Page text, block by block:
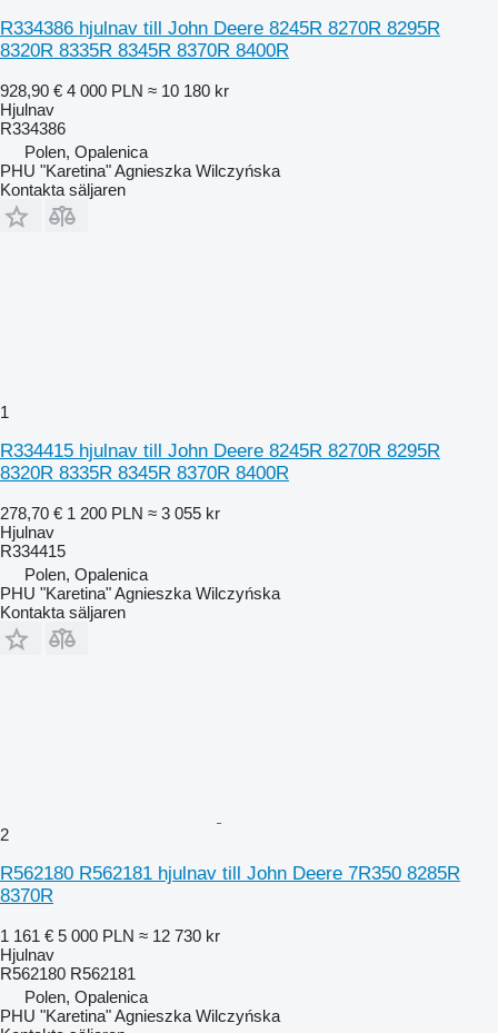
R334386 hjulnav till John Deere 8245R 8270R 8295R
8320R 8335R 8345R 8370R 8400R
928,90 € 4 000 PLN ≈ 10 180 kr
Hjulnav
R334386
Polen, Opalenica
PHU "Karetina" Agnieszka Wilczyńska
Kontakta säljaren
1
R334415 hjulnav till John Deere 8245R 8270R 8295R
8320R 8335R 8345R 8370R 8400R
278,70 € 1 200 PLN ≈ 3 055 kr
Hjulnav
R334415
Polen, Opalenica
PHU "Karetina" Agnieszka Wilczyńska
Kontakta säljaren
2
R562180 R562181 hjulnav till John Deere 7R350 8285R
8370R
1 161 € 5 000 PLN ≈ 12 730 kr
Hjulnav
R562180 R562181
Polen, Opalenica
PHU "Karetina" Agnieszka Wilczyńska